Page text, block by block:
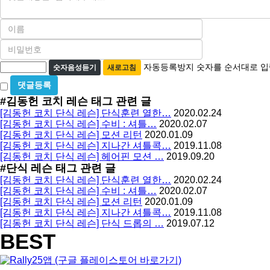
이
필
수
비
밀
번
호
필
수
자
동
등
록
방
지
숫자음성듣기 새로고침 자동등록방지 숫자를 순서대로 입
비
밀
글
사
용
#김동헌 코치 레슨 태그 관련 글
[김동헌 코치 단식 레슨] 단식훈련 열한… 2020.02.24
[김동헌 코치 단식 레슨] 수비 : 셔틀… 2020.02.07
[김동헌 코치 단식 레슨] 모션 리턴 2020.01.09
[김동헌 코치 단식 레슨] 지나간 셔틀콕… 2019.11.08
[김동헌 코치 단식 레슨] 헤어핀 모션 … 2019.09.20
#단식 레슨 태그 관련 글
[김동헌 코치 단식 레슨] 단식훈련 열한… 2020.02.24
[김동헌 코치 단식 레슨] 수비 : 셔틀… 2020.02.07
[김동헌 코치 단식 레슨] 모션 리턴 2020.01.09
[김동헌 코치 단식 레슨] 지나간 셔틀콕… 2019.11.08
[김동헌 코치 단식 레슨] 단식 드롭의 … 2019.07.12
BEST